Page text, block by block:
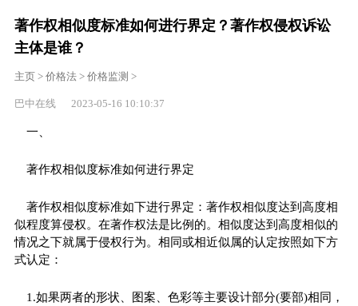
著作权相似度标准如何进行界定？著作权侵权诉讼
主体是谁？
主页> 价格法> 价格监测 >
巴中在线 2023-05-16 10:10:37
一、
著作权相似度标准如何进行界定
著作权相似度标准如下进行界定：著作权相似度达到高度相
似程度算侵权。在著作权法是比例的。相似度达到高度相似的
情况之下就属于侵权行为。相同或相近似属的认定按照如下方
式认定：
1.如果两者的形状、图案、色彩等主要设计部分(要部)相同，